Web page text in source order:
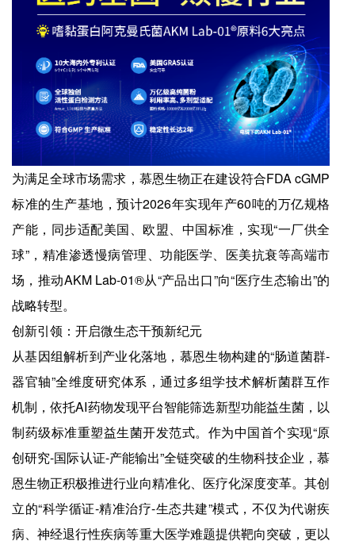
为满足全球市场需求，慕恩生物正在建设符合FDA cGMP
标准的生产基地，预计2026年实现年产60吨的万亿规格
产能，同步适配美国、欧盟、中国标准，实现“一厂供全
球”，精准渗透慢病管理、功能医学、医美抗衰等高端市
场，推动AKM Lab-01®从“产品出口”向“医疗生态输出”的
战略转型。
创新引领：开启微生态干预新纪元
从基因组解析到产业化落地，慕恩生物构建的“肠道菌群-
器官轴”全维度研究体系，通过多组学技术解析菌群互作
机制，依托AI药物发现平台智能筛选新型功能益生菌，以
制药级标准重塑益生菌开发范式。作为中国首个实现“原
创研究-国际认证-产能输出”全链突破的生物科技企业，慕
恩生物正积极推进行业向精准化、医疗化深度变革。其创
立的“科学循证-精准治疗-生态共建”模式，不仅为代谢疾
病、神经退行性疾病等重大医学难题提供靶向突破，更以